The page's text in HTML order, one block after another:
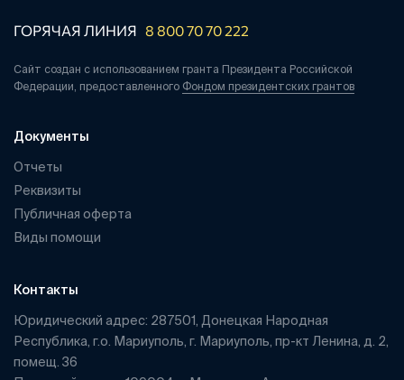
ГОРЯЧАЯ ЛИНИЯ 8 800 70 70 222
Сайт создан с использованием гранта Президента Российской
Федерации, предоставленного Фондом президентских грантов
Документы
Отчеты
Реквизиты
Публичная оферта
Виды помощи
Контакты
Юридический адрес: 287501, Донецкая Народная
Республика, г.о. Мариуполь, г. Мариуполь, пр-кт Ленина, д. 2,
помещ. 36